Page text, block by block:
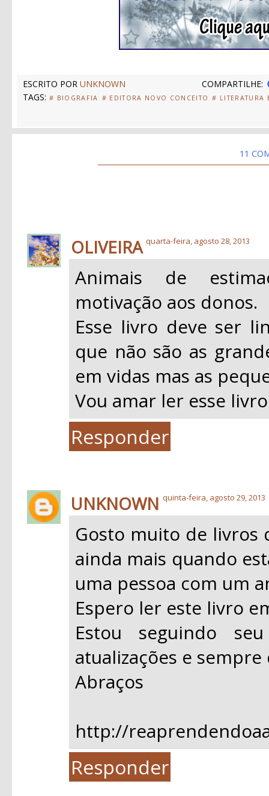
ESCRITO POR UNKNOWN
COMPARTILHE:
TAGS: # BIOGRAFIA # EDITORA NOVO CONCEITO # LITERATURA
11
OLIVEIRA quarta-feira, agosto 28, 2013
Animais de
motivação aos donos.
Esse livro deve ser
que não são as
em vidas mas as
Vou amar ler esse
Responder
UNKNOWN quinta-feira, agosto 29, 2013
Gosto muito de livros
ainda mais quando
uma pessoa com um
Espero ler este livro
Estou seguindo
atualizações e
Abraços
http://
Responder